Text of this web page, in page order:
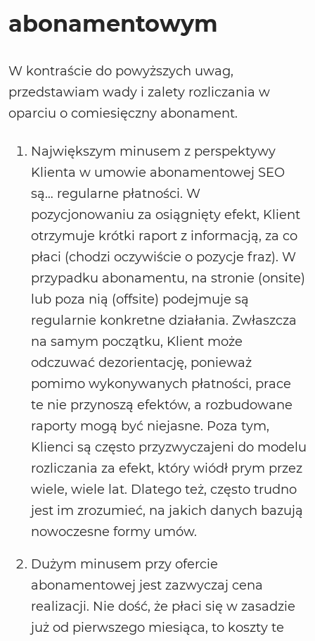
abonamentowym
W kontraście do powyższych uwag,
przedstawiam wady i zalety rozliczania w
oparciu o comiesięczny abonament.
Największym minusem z perspektywy
Klienta w umowie abonamentowej SEO
są… regularne płatności. W
pozycjonowaniu za osiągnięty efekt, Klient
otrzymuje krótki raport z informacją, za co
płaci (chodzi oczywiście o pozycje fraz). W
przypadku abonamentu, na stronie (onsite)
lub poza nią (offsite) podejmuje są
regularnie konkretne działania. Zwłaszcza
na samym początku, Klient może
odczuwać dezorientację, ponieważ
pomimo wykonywanych płatności, prace
te nie przynoszą efektów, a rozbudowane
raporty mogą być niejasne. Poza tym,
Klienci są często przyzwyczajeni do modelu
rozliczania za efekt, który wiódł prym przez
wiele, wiele lat. Dlatego też, często trudno
jest im zrozumieć, na jakich danych bazują
nowoczesne formy umów.
Dużym minusem przy ofercie
abonamentowej jest zazwyczaj cena
realizacji. Nie dość, że płaci się w zasadzie
już od pierwszego miesiąca, to koszty te